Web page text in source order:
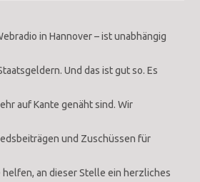
in Hannover – ist unabhängig
Und das ist gut so. Es
auf Kante genäht sind. Wir
und Zuschüssen für
helfen, an dieser Stelle ein herzliches